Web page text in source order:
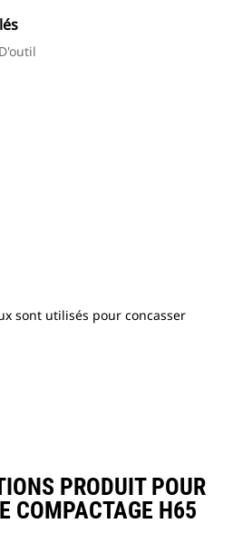
sont utilisés pour concasser
PRODUIT POUR
COMPACTAGE H65